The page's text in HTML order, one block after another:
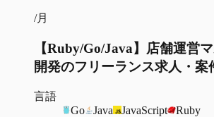
/月
【Ruby/Go/Java】店舗運営
開発のフリーランス求人・案
言語
Go
Java JavaScript Ruby